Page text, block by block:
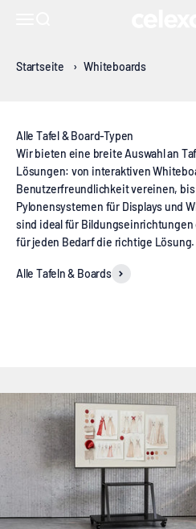
celexon
wird daraus ein interaktives
Startseite › Whiteboards
Wir bieten eine breite Auswahl an
Lösungen: von interaktiven
Benutzerfreundlichkeit vereinen,
Pylonensystemen für Displays und
sind ideal für
für jeden Bedarf die richtige
Alle Tafeln & Boards